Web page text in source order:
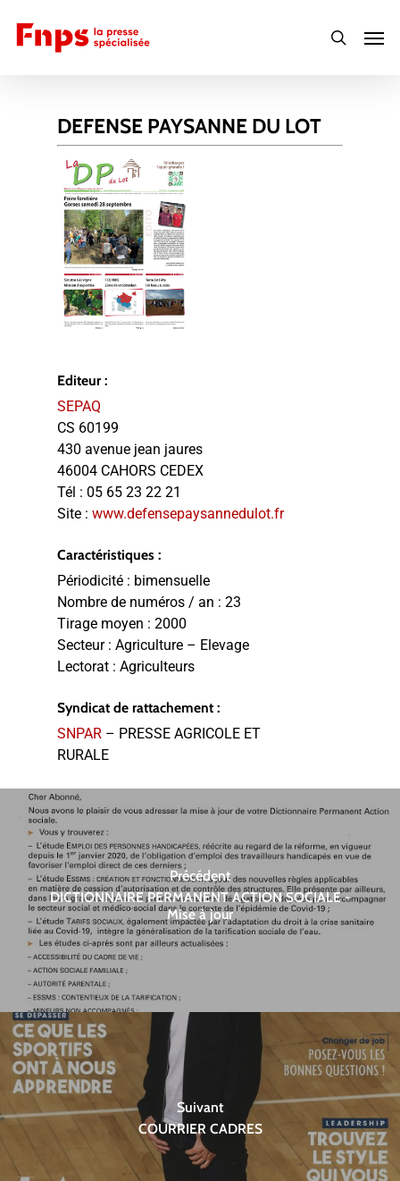
main
search
DEFENSE PAYSANNE DU LOT
Editeur :
SEPAQ
CS 60199
430 avenue jean jaures
46004 CAHORS CEDEX
Tél : 05 65 23 22 21
Site : www.defensepaysannedulot.fr
Caractéristiques :
Périodicité : bimensuelle
Nombre de numéros / an : 23
Tirage moyen : 2000
Secteur : Agriculture – Elevage
Lectorat : Agriculteurs
Syndicat de rattachement :
SNPAR – PRESSE AGRICOLE ET
RURALE
Précédent
DICTIONNAIRE PERMANENT ACTION SOCIALE -
Mise à jour
Suivant
COURRIER CADRES